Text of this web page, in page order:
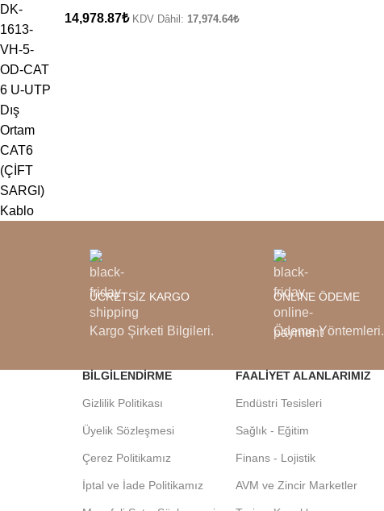
14,978.87₺ KDV Dâhil: 17,974.64₺
ÜCRETSİZ KARGO
Kargo Şirketi Bilgileri.
ONLINE ÖDEME
Ödeme Yöntemleri.
BILGILENDIRME
Gizlilik Politikası
Üyelik Sözleşmesi
Çerez Politikamız
İptal ve İade Politikamız
FAALIYET ALANLARIMIZ
Endüstri Tesisleri
Sağlık - Eğitim
Finans - Lojistik
AVM ve Zincir Marketler